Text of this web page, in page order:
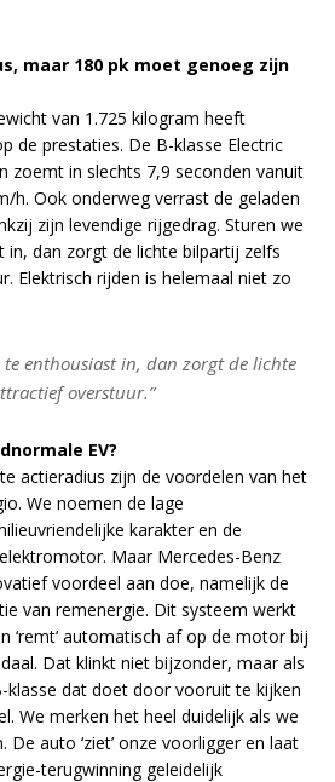
maar 180 pk moet genoeg zijn
van 1.725 kilogram heeft
de prestaties. De B-klasse Electric
zoemt in slechts 7,9 seconden vanuit
h. Ook onderweg verrast de geladen
zijn levendige rijgedrag. Sturen we
in, dan zorgt de lichte bilpartij zelfs
Elektrisch rijden is helemaal niet zo
te enthousiast in, dan zorgt de lichte
overstuur.”
EV?
actieradius zijn de voordelen van het
We noemen de lage
karakter en de
Maar Mercedes-Benz
voordeel aan doe, namelijk de
van remenergie. Dit systeem werkt
‘remt’ automatisch af op de motor bij
Dat klinkt niet bijzonder, maar als
klasse dat doet door vooruit te kijken
We merken het heel duidelijk als we
auto ‘ziet’ onze voorligger en laat
terugwinning geleidelijk